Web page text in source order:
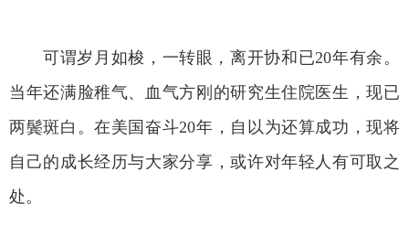
可谓岁月如梭，一转眼，离开协和已20年有余。
当年还满脸稚气、血气方刚的研究生住院医生，现已
两鬓斑白。在美国奋斗20年，自以为还算成功，现将
自己的成长经历与大家分享，或许对年轻人有可取之
处。